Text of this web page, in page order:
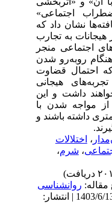
اجتماعی»
نشان داد که
به تجارب
اجتماعی منجر
روبه‌رو شدن
احتمال قضاوت
هیجانی
داشت و این
شدن با
داشته باشند و
، اختلالات
،شرم ،
روانشناسی
دریافت: 1402/11/8 | پذیرش: 1403/6/13 | انتشار: